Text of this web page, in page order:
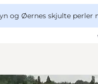
og Øernes skjulte perler